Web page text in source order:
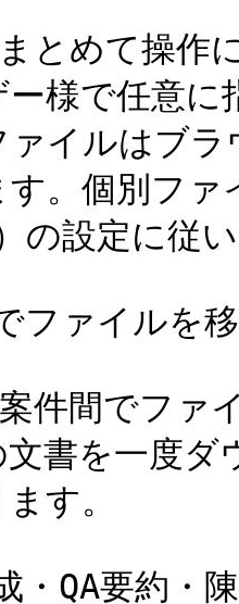
とめて操作
ー様で任意
イルはブ
す。個別フ
の設定に従
ァイルを
件間でファ
書を一度
す。
QA要約・